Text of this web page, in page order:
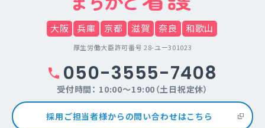
大阪 兵庫 京都 滋賀 奈良 和歌山
厚生労働大臣許可番号 28-ユー301023
050-3555-7408
受付時間： 10:00～19:00（土日祝定休）
採用ご担当者様からの問い合わせはこちら